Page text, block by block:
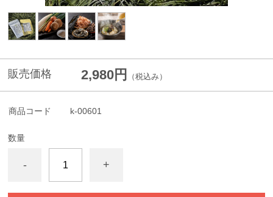
販売価格 2,980円 （税込み）
商品コード k-00601
数量
- +